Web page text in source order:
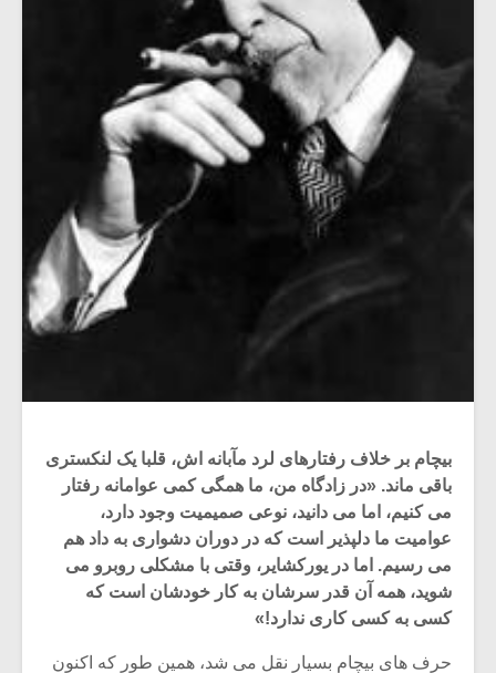
بیچام بر خلاف رفتارهای لرد مآبانه اش، قلبا یک لنکستری
باقی ماند. «در زادگاه من، ما همگی کمی عوامانه رفتار
می کنیم، اما می دانید، نوعی صمیمیت وجود دارد،
عوامیت ما دلپذیر است که در دوران دشواری به داد هم
می رسیم. اما در یورکشایر، وقتی با مشکلی روبرو می
شوید، همه آن قدر سرشان به کار خودشان است که
کسی به کسی کاری ندارد!»
حرف های بیچام بسیار نقل می شد، همین طور که اکنون